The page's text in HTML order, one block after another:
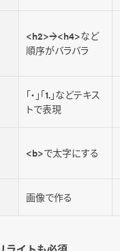
<h2>→<h4>など
順序がバラバラ
「・」「1.」などテキス
トで表現
<b>で太字にする
画像で作る